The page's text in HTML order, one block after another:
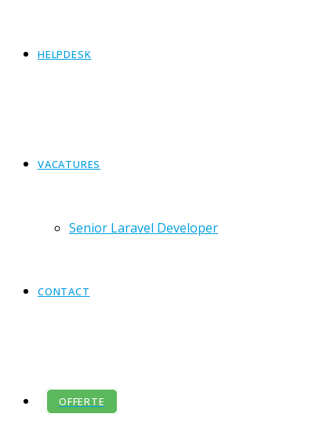
HELPDESK
VACATURES
Senior Laravel Developer
CONTACT
OFFERTE